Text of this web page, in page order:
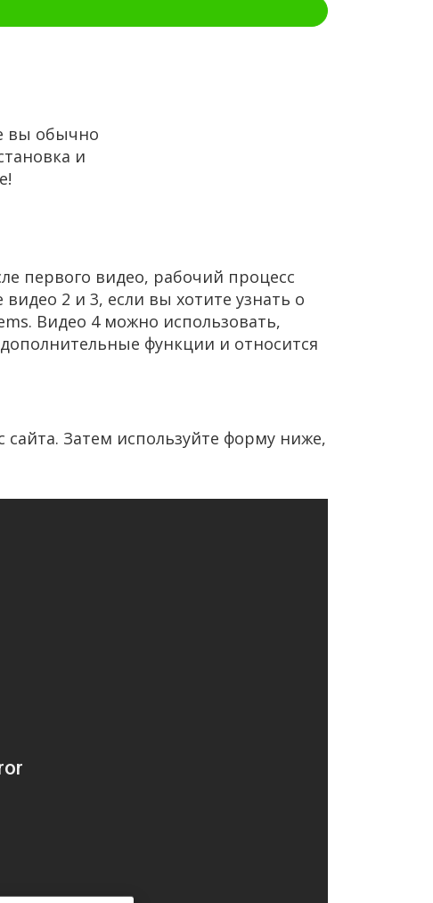
вы обычно
и
первого видео, рабочий процесс
2 и 3, если вы хотите узнать о
Видео 4 можно использовать,
функции и относится
сайта. Затем используйте форму ниже,